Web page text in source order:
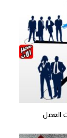
العمل